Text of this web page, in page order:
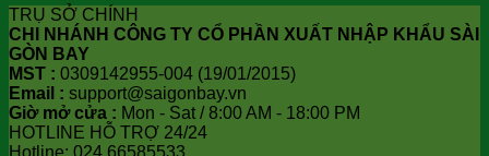
TRỤ SỞ CHÍNH
CHI NHÁNH CÔNG TY CỔ PHẦN XUẤT NHẬP KHẨU SÀI
GÒN BAY
MST : 0309142955-004 (19/01/2015)
Email : support@saigonbay.vn
Giờ mở cửa : Mon - Sat / 8:00 AM - 18:00 PM
HOTLINE HỖ TRỢ 24/24
Hotline: 024.66585533